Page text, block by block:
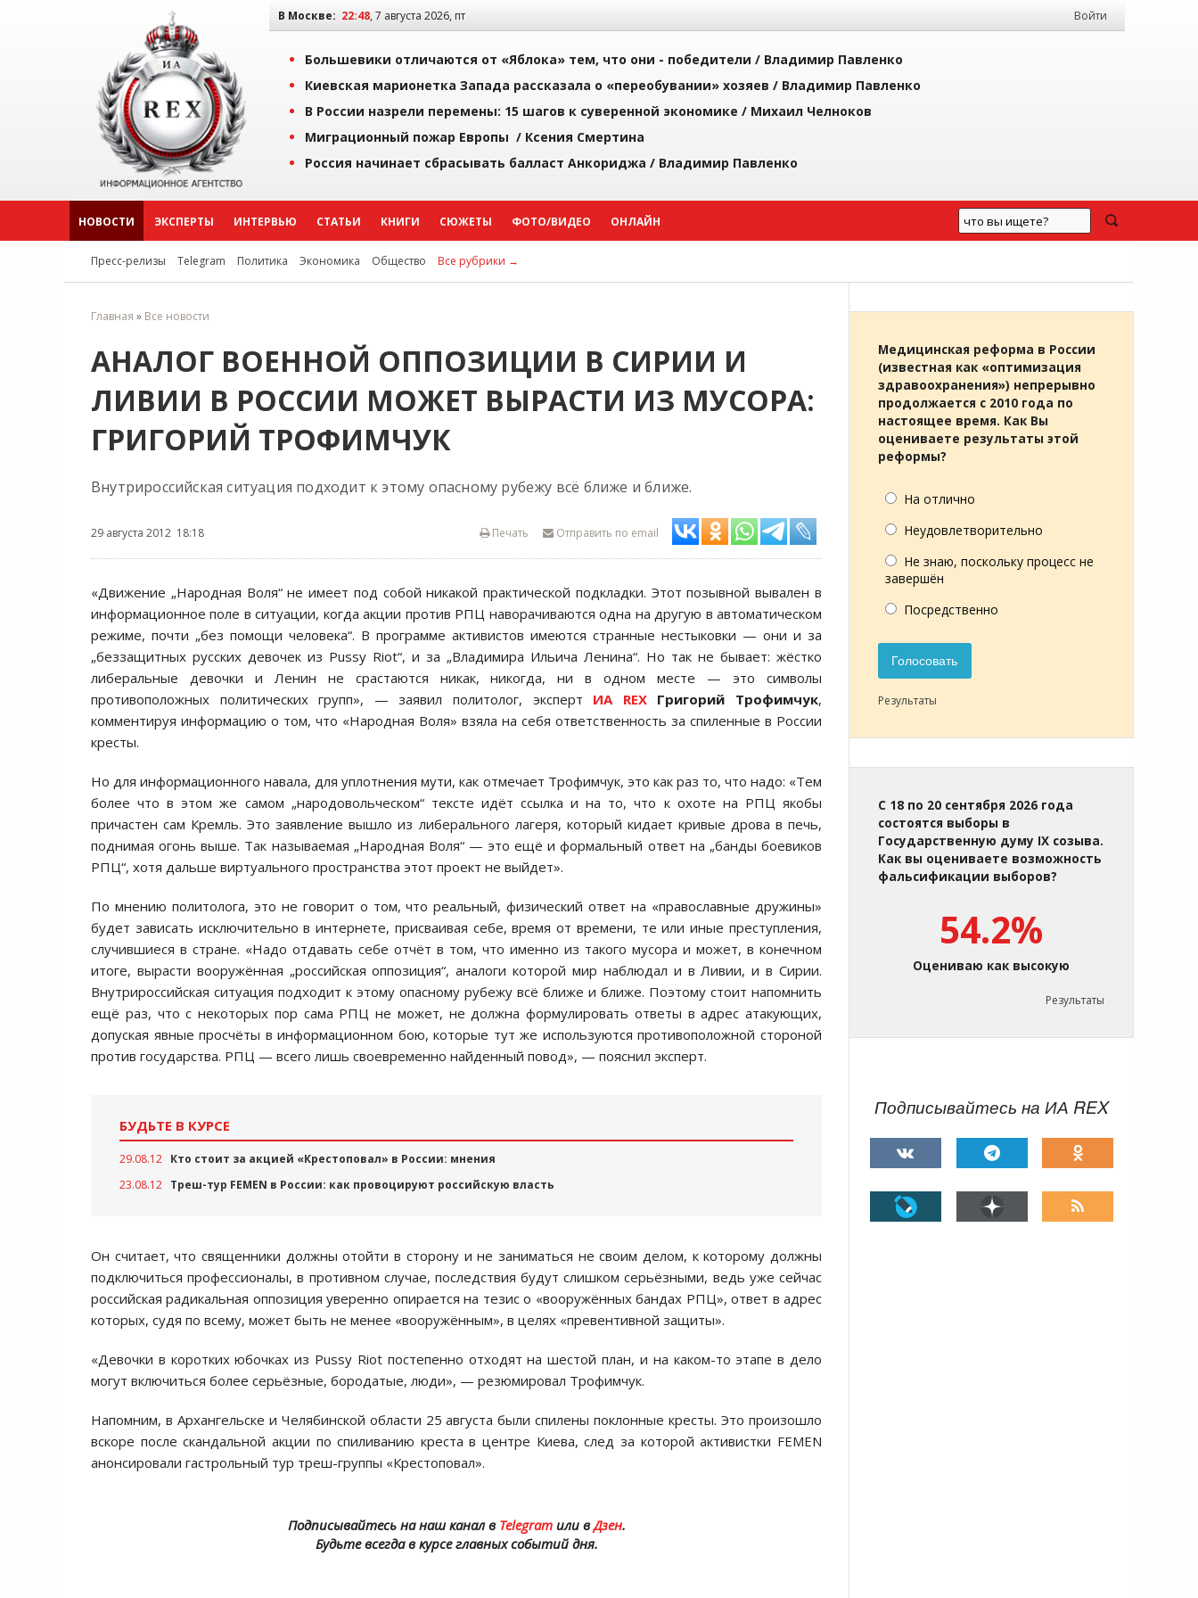
В Москве: 22:48, 7 августа 2026, пт Войти
Большевики отличаются от «Яблока» тем, что они - победители / Владимир Павленко
Киевская марионетка Запада рассказала о «переобувании» хозяев / Владимир Павленко
В России назрели перемены: 15 шагов к суверенной экономике / Михаил Челноков
Миграционный пожар Европы / Ксения Смертина
Россия начинает сбрасывать балласт Анкориджа / Владимир Павленко
НОВОСТИ ЭКСПЕРТЫ ИНТЕРВЬЮ СТАТЬИ КНИГИ СЮЖЕТЫ ФОТО/ВИДЕО ОНЛАЙН
Пресс-релизы Telegram Политика Экономика Общество Все рубрики →
Главная » Все новости
АНАЛОГ ВОЕННОЙ ОППОЗИЦИИ В СИРИИ И
ЛИВИИ В РОССИИ МОЖЕТ ВЫРАСТИ ИЗ МУСОРА:
ГРИГОРИЙ ТРОФИМЧУК
Внутрироссийская ситуация подходит к этому опасному рубежу всё ближе и ближе.
29 августа 2012 18:18 Отправить по email
Печать
«Движение „Народная Воля“ не имеет под собой никакой практической подкладки. Этот позывной вывален в
информационное поле в ситуации, когда акции против РПЦ наворачиваются одна на другую в автоматическом
режиме, почти „без помощи человека“. В программе активистов имеются странные нестыковки — они и за
„беззащитных русских девочек из Pussy Riot“, и за „Владимира Ильича Ленина“. Но так не бывает: жёстко
либеральные девочки и Ленин не срастаются никак, никогда, ни в одном месте — это символы
противоположных политических групп», — заявил политолог, эксперт ИА REX Григорий Трофимчук,
комментируя информацию о том, что «Народная Воля» взяла на себя ответственность за спиленные в России
кресты.
Но для информационного навала, для уплотнения мути, как отмечает Трофимчук, это как раз то, что надо: «Тем
более что в этом же самом „народовольческом“ тексте идёт ссылка и на то, что к охоте на РПЦ якобы
причастен сам Кремль. Это заявление вышло из либерального лагеря, который кидает кривые дрова в печь,
поднимая огонь выше. Так называемая „Народная Воля“ — это ещё и формальный ответ на „банды боевиков
РПЦ“, хотя дальше виртуального пространства этот проект не выйдет».
По мнению политолога, это не говорит о том, что реальный, физический ответ на «православные дружины»
будет зависать исключительно в интернете, присваивая себе, время от времени, те или иные преступления,
случившиеся в стране. «Надо отдавать себе отчёт в том, что именно из такого мусора и может, в конечном
итоге, вырасти вооружённая „российская оппозиция“, аналоги которой мир наблюдал и в Ливии, и в Сирии.
Внутрироссийская ситуация подходит к этому опасному рубежу всё ближе и ближе. Поэтому стоит напомнить
ещё раз, что с некоторых пор сама РПЦ не может, не должна формулировать ответы в адрес атакующих,
допуская явные просчёты в информационном бою, которые тут же используются противоположной стороной
против государства. РПЦ — всего лишь своевременно найденный повод», — пояснил эксперт.
БУДЬТЕ В КУРСЕ
29.08.12 Кто стоит за акцией «Крестоповал» в России: мнения
23.08.12 Треш-тур FEMEN в России: как провоцируют российскую власть
Он считает, что священники должны отойти в сторону и не заниматься не своим делом, к которому должны
подключиться профессионалы, в противном случае, последствия будут слишком серьёзными, ведь уже сейчас
российская радикальная оппозиция уверенно опирается на тезис о «вооружённых бандах РПЦ», ответ в адрес
которых, судя по всему, может быть не менее «вооружённым», в целях «превентивной защиты».
«Девочки в коротких юбочках из Pussy Riot постепенно отходят на шестой план, и на каком-то этапе в дело
могут включиться более серьёзные, бородатые, люди», — резюмировал Трофимчук.
Напомним, в Архангельске и Челябинской области 25 августа были спилены поклонные кресты. Это произошло
вскоре после скандальной акции по спиливанию креста в центре Киева, след за которой активистки FEMEN
анонсировали гастрольный тур треш-группы «Крестоповал».
Подписывайтесь на наш канал в Telegramили вДзен.
Будьте всегда в курсе главных событий дня.
Медицинская реформа в России
(известная как «оптимизация
здравоохранения») непрерывно
продолжается с 2010 года по
настоящее время. Как Вы
оцениваете результаты этой
реформы?
На отлично
Неудовлетворительно
Не знаю, поскольку процесс не
завершён
Посредственно
Голосовать
Результаты
С 18 по 20 сентября 2026 года
состоятся выборы в
Государственную думу IX созыва.
Как вы оцениваете возможность
фальсификации выборов?
54.2%
Оцениваю как высокую
Результаты
Подписывайтесь на ИА REX